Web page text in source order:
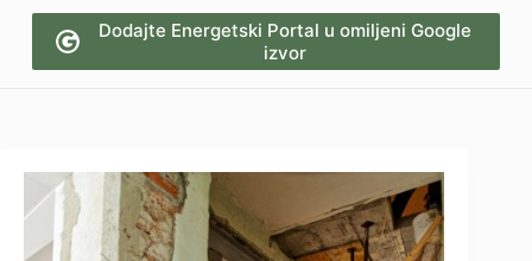
Dodajte Energetski Portal u omiljeni Google
izvor